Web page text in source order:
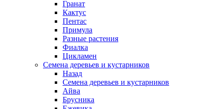
Гранат
Кактус
Пентас
Примула
Разные растения
Фиалка
Цикламен
Семена деревьев и кустарников
Назад
Семена деревьев и кустарников
Айва
Брусника